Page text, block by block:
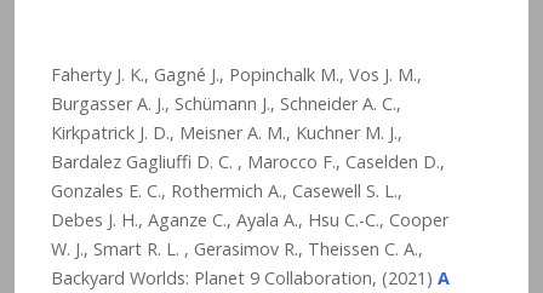
Faherty J. K., Gagné J., Popinchalk M., Vos J. M.,
Burgasser A. J., Schümann J., Schneider A. C.,
Kirkpatrick J. D., Meisner A. M., Kuchner M. J.,
Bardalez Gagliuffi D. C. , Marocco F., Caselden D.,
Gonzales E. C., Rothermich A., Casewell S. L.,
Debes J. H., Aganze C., Ayala A., Hsu C.-C., Cooper
W. J., Smart R. L. , Gerasimov R., Theissen C. A.,
Backyard Worlds: Planet 9 Collaboration, (2021) A